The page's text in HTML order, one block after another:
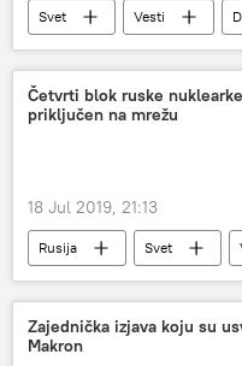
Svet Vesti
Iran
dron
Četvrti blok ruske
priključen na mrežu
18 Jul 2019, 21:13
Rusija Svet
nuklearna elektrana
Zajednička izjava koju su
Makron